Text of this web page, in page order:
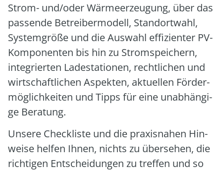
Strom- und/oder Wär­me­er­zeu­gung, über das
pas­sen­de Betrei­ber­mo­dell, Stand­ort­wahl,
Sys­tem­grö­ße und die Aus­wahl effi­zi­en­ter PV-
Kom­po­nen­ten bis hin zu Strom­spei­chern,
inte­grier­ten Lade­sta­tio­nen, recht­li­chen und
wirt­schaft­li­chen Aspek­ten, aktu­el­len För­der­
mög­lich­kei­ten und Tipps für eine unab­hän­gi­
ge Bera­tung.
Unse­re Check­lis­te und die pra­xis­na­hen Hin­
wei­se hel­fen Ihnen, nichts zu über­se­hen, die
rich­ti­gen Ent­schei­dun­gen zu tref­fen und so